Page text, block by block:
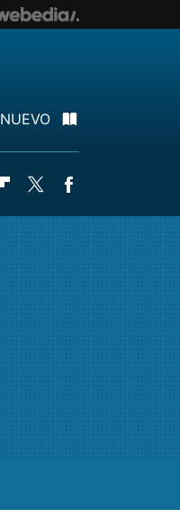
NUEVO
Flipboard
Twitter